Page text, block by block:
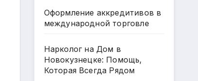
Оформление аккредитивов в
международной торговле
Нарколог на Дом в
Новокузнецке: Помощь,
Которая Всегда Рядом